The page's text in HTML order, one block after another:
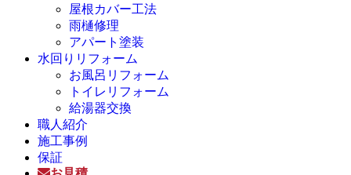
屋根カバー工法
雨樋修理
アパート塗装
水回りリフォーム
お風呂リフォーム
トイレリフォーム
給湯器交換
職人紹介
施工事例
保証